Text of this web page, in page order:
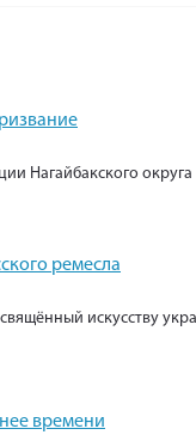
Нагайбакского
ремесла
искусству
времени